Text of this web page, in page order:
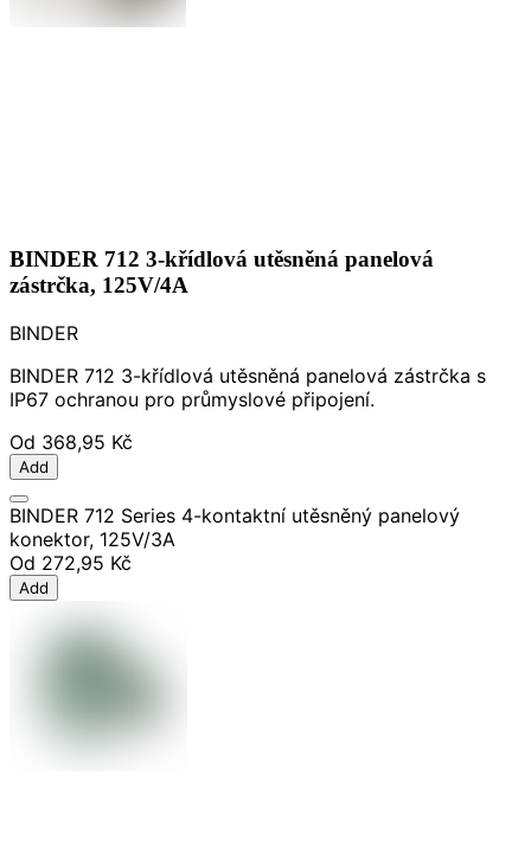
BINDER 712 3-křídlová utěsněná panelová
zástrčka, 125V/4A
BINDER
BINDER 712 3-křídlová utěsněná panelová zástrčka s
IP67 ochranou pro průmyslové připojení.
Od 368,95 Kč
Add
BINDER 712 Series 4-kontaktní utěsněný panelový
konektor, 125V/3A
Od 272,95 Kč
Add